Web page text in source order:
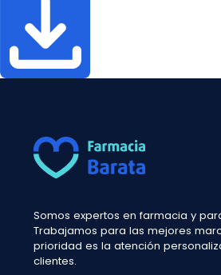
Somos expertos en farmacia y
Trabajamos para las mejores
prioridad es la atención
clientes.